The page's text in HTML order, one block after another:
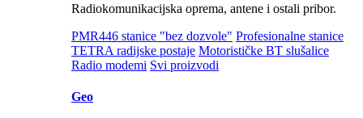
Radiokomunikacijska oprema, antene i ostali pribor.
PMR446 stanice "bez dozvole" Profesionalne stanice
TETRA radijske postaje Motorističke BT slušalice
Radio modemi Svi proizvodi
Geo